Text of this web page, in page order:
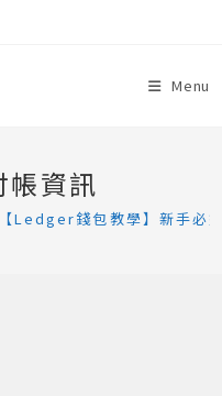
Menu
資訊
【Ledger錢包教學】新手必